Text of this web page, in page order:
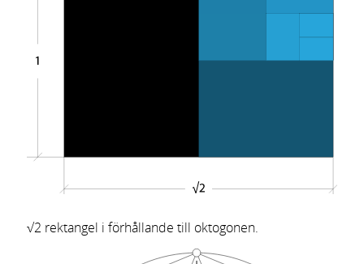
√2 rektangel i förhållande till oktogonen.